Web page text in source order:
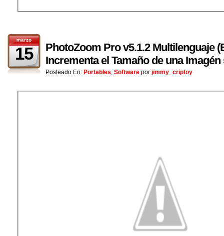
marzo
15
PhotoZoom Pro v5.1.2 Multilenguaje
Incrementa el Tamaño de una
Posteado En: Portables, Software por jimmy_criptoy